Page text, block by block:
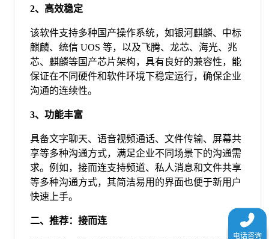
2、高效稳定
该软件支持多种国产操作系统，如银河麒麟、中标
麒麟、统信 UOS 等，以及飞腾、龙芯、海光、兆
芯、麒麟等国产芯片架构，具有良好的兼容性，能
保证在不同硬件和软件环境下稳定运行，确保企业
沟通的连续性。
3、功能丰富
具备文字聊天、语音视频通话、文件传输、屏幕共
享等多种沟通方式，满足企业不同场景下的沟通需
求。例如，接而连支持频道、私人消息和文件共享
等多种沟通方式，其简洁易用的界面也便于新用户
快速上手。
二、推荐：接而连